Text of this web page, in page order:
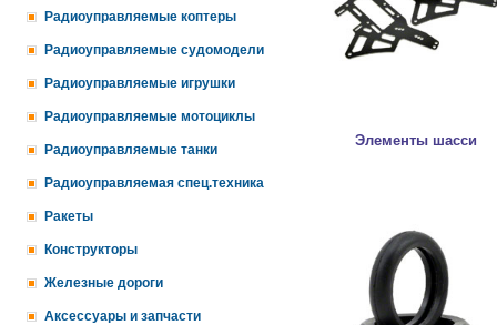
Радиоуправляемые коптеры
Радиоуправляемые судомодели
Радиоуправляемые игрушки
Радиоуправляемые мотоциклы
Радиоуправляемые танки
Радиоуправляемая спец.техника
Ракеты
Конструкторы
Железные дороги
Аксессуары и запчасти
Элементы шасси